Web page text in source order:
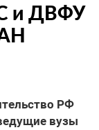
и ДВФУ
РФ
вузы